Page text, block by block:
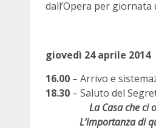
dall’Opera per
giovedì 24 aprile 2014
16.00 – Arrivo e
18.30 – Saluto del
La Casa che ci
L’importanza di